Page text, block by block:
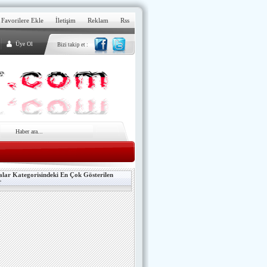
Rss
Reklam
İletişim
Favorilere Ekle
Üye Ol Bizi takip et :
Kategorisindeki En Çok Gösterilen